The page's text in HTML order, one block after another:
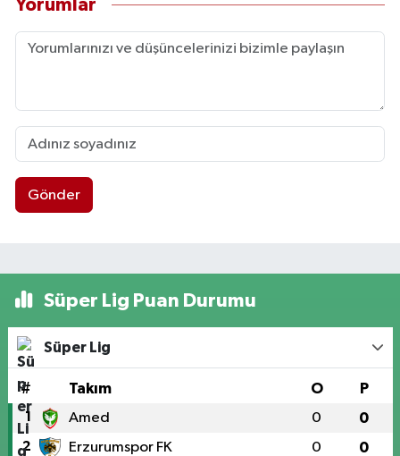
Yorumlar
Gönder
Süper Lig Puan Durumu
Süper Lig
# Takım O P
1 Amed 0 0
2 Erzurumspor FK 0 0